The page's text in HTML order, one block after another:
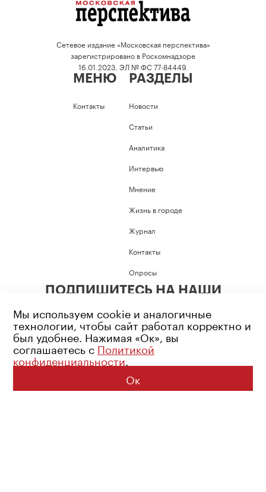
Сетевое издание «Московская перспектива»
зарегистрировано в Роскомнадзоре
16.01.2023, ЭЛ № ФС 77-84449.
МЕНЮ
Контакты
РАЗДЕЛЫ
Новости
Статьи
Аналитика
Интервью
Мнение
Жизнь в городе
Журнал
Контакты
Опросы
ПОДПИШИТЕСЬ НА НАШИ
Возрастное ограничение: 16+
Политика конфиденциальности
© 2026 Все права защищены
Мы используем cookie и аналогичные
технологии, чтобы сайт работал корректно и
был удобнее. Нажимая «Ок», вы
соглашаетесь с Политикой
конфиденциальности.
Ок